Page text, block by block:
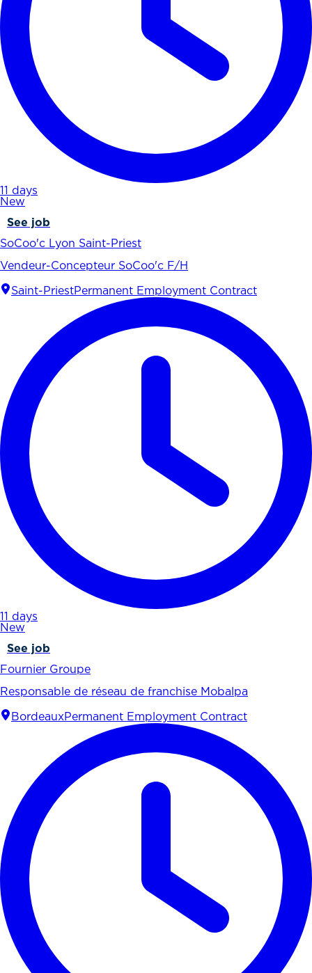
11 days
New
See job
SoCoo'c Lyon Saint-Priest
Vendeur-Concepteur SoCoo'c F/H
Saint-PriestPermanent Employment Contract
11 days
New
See job
Fournier Groupe
Responsable de réseau de franchise Mobalpa
BordeauxPermanent Employment Contract